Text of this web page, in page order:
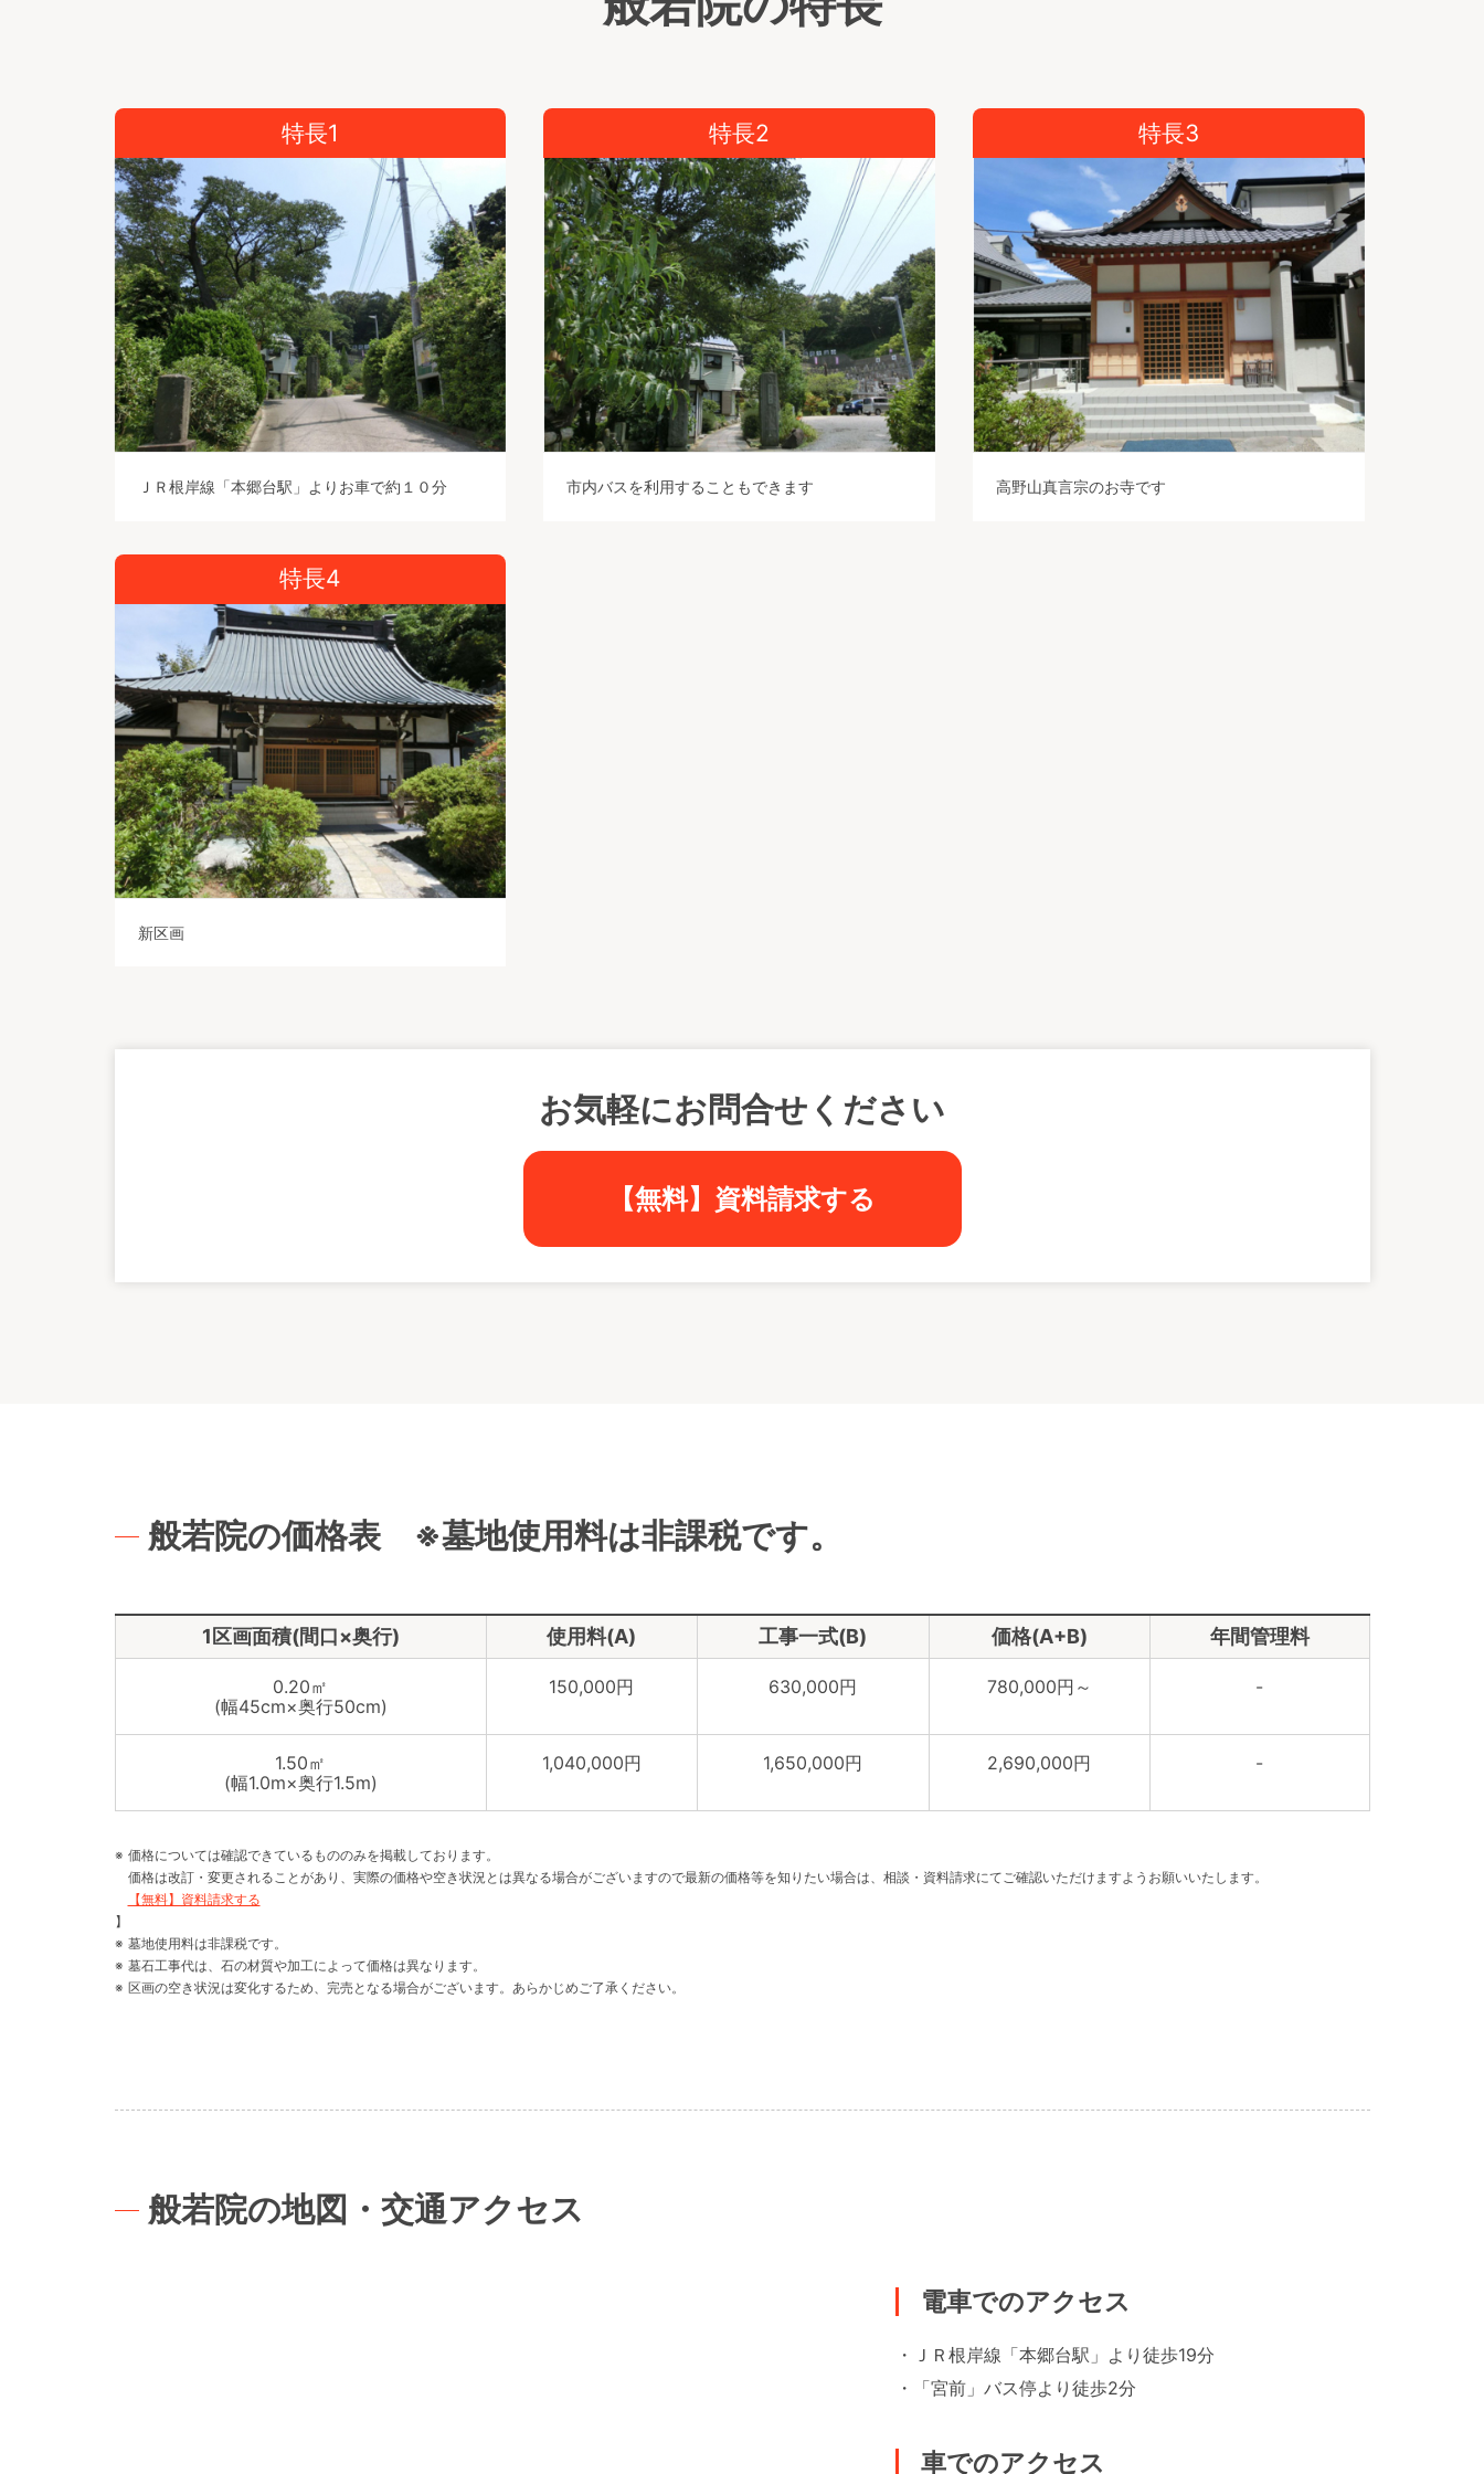
特長1
ＪＲ根岸線「本郷台駅」よりお車で約１０分
特長2
市内バスを利用することもできます
特長3
高野山真言宗のお寺です
特長4
新区画
お気軽にお問合せください
【無料】資料請求する
般若院の価格表 ※墓地使用料は非課税です。
1区画面積(間口×奥行) 使用料(A) 工事一式(B) 価格(A+B) 年間管理料
0.20㎡
(幅45cm×奥行50cm)
150,000円 630,000円 780,000円～ -
1.50㎡
(幅1.0m×奥行1.5m)
1,040,000円 1,650,000円 2,690,000円 -
価格については確認できているもののみを掲載しております。
価格は改訂・変更されることがあり、実際の価格や空き状況とは異なる場合がございますので最新の価格等を知りたい場合は、相談・資料請求にてご確認いただけますようお願いいたします。
【無料】資料請求する
】
墓地使用料は非課税です。
墓石工事代は、石の材質や加工によって価格は異なります。
区画の空き状況は変化するため、完売となる場合がございます。あらかじめご了承ください。
般若院の地図・交通アクセス
電車でのアクセス
・ＪＲ根岸線「本郷台駅」より徒歩19分
・「宮前」バス停より徒歩2分
車でのアクセス